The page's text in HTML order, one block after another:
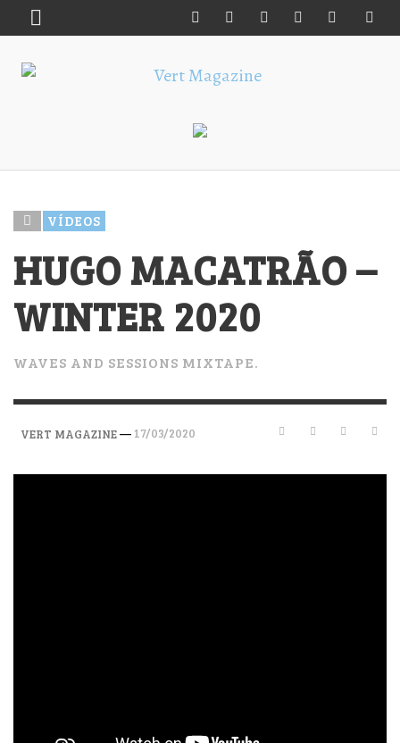
VÍDEOS
HUGO MACATRÃO –
WINTER 2020
WAVES AND SESSIONS MIXTAPE.
VERT MAGAZINE— 17/03/2020